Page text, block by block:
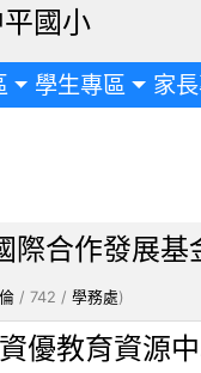
學生專區 家
際合作發展基
/ 742 / 學務處)
優教育資源